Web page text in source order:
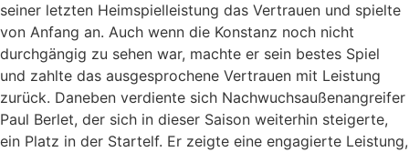
seiner letzten Heimspielleistung das Vertrauen und spielte
von Anfang an. Auch wenn die Konstanz noch nicht
durchgängig zu sehen war, machte er sein bestes Spiel
und zahlte das ausgesprochene Vertrauen mit Leistung
zurück. Daneben verdiente sich Nachwuchsaußenangreifer
Paul Berlet, der sich in dieser Saison weiterhin steigerte,
ein Platz in der Startelf. Er zeigte eine engagierte Leistung,